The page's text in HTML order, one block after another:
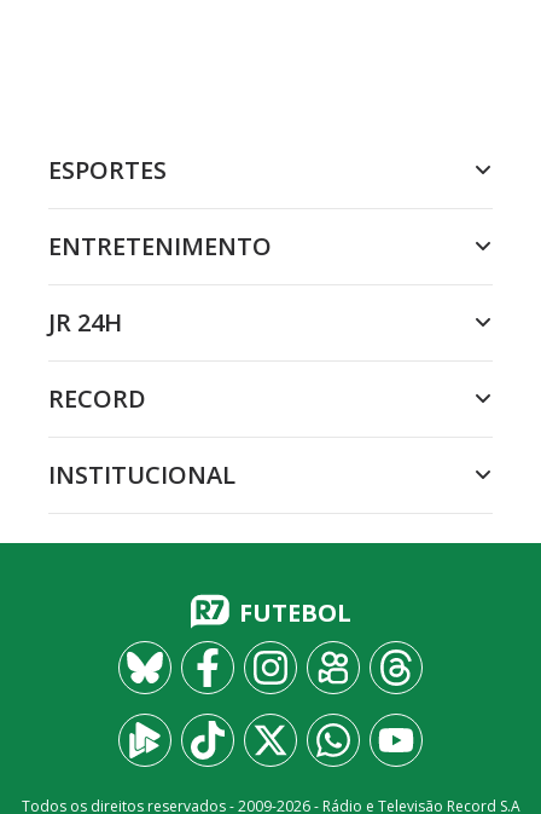
ESPORTES
ENTRETENIMENTO
JR 24H
RECORD
INSTITUCIONAL
FUTEBOL
Todos os direitos reservados - 2009-2026- Rádio e Televisão Record S.A